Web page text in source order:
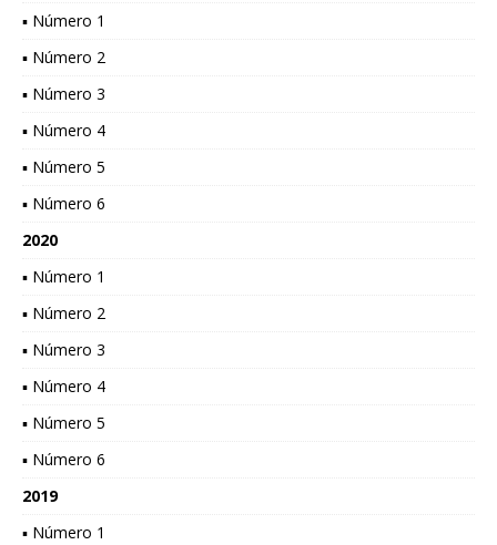
▪ Número 1
▪ Número 2
▪ Número 3
▪ Número 4
▪ Número 5
▪ Número 6
2020
▪ Número 1
▪ Número 2
▪ Número 3
▪ Número 4
▪ Número 5
▪ Número 6
2019
▪ Número 1